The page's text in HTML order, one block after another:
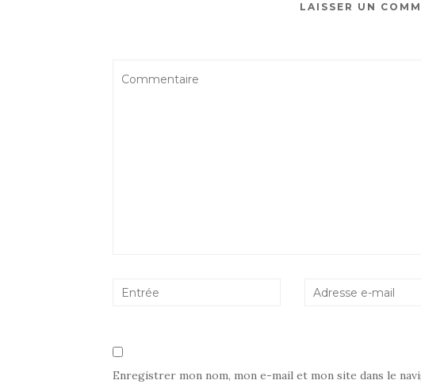
LAISSER UN
Enregistrer mon nom, mon e-mail et mon site dans le